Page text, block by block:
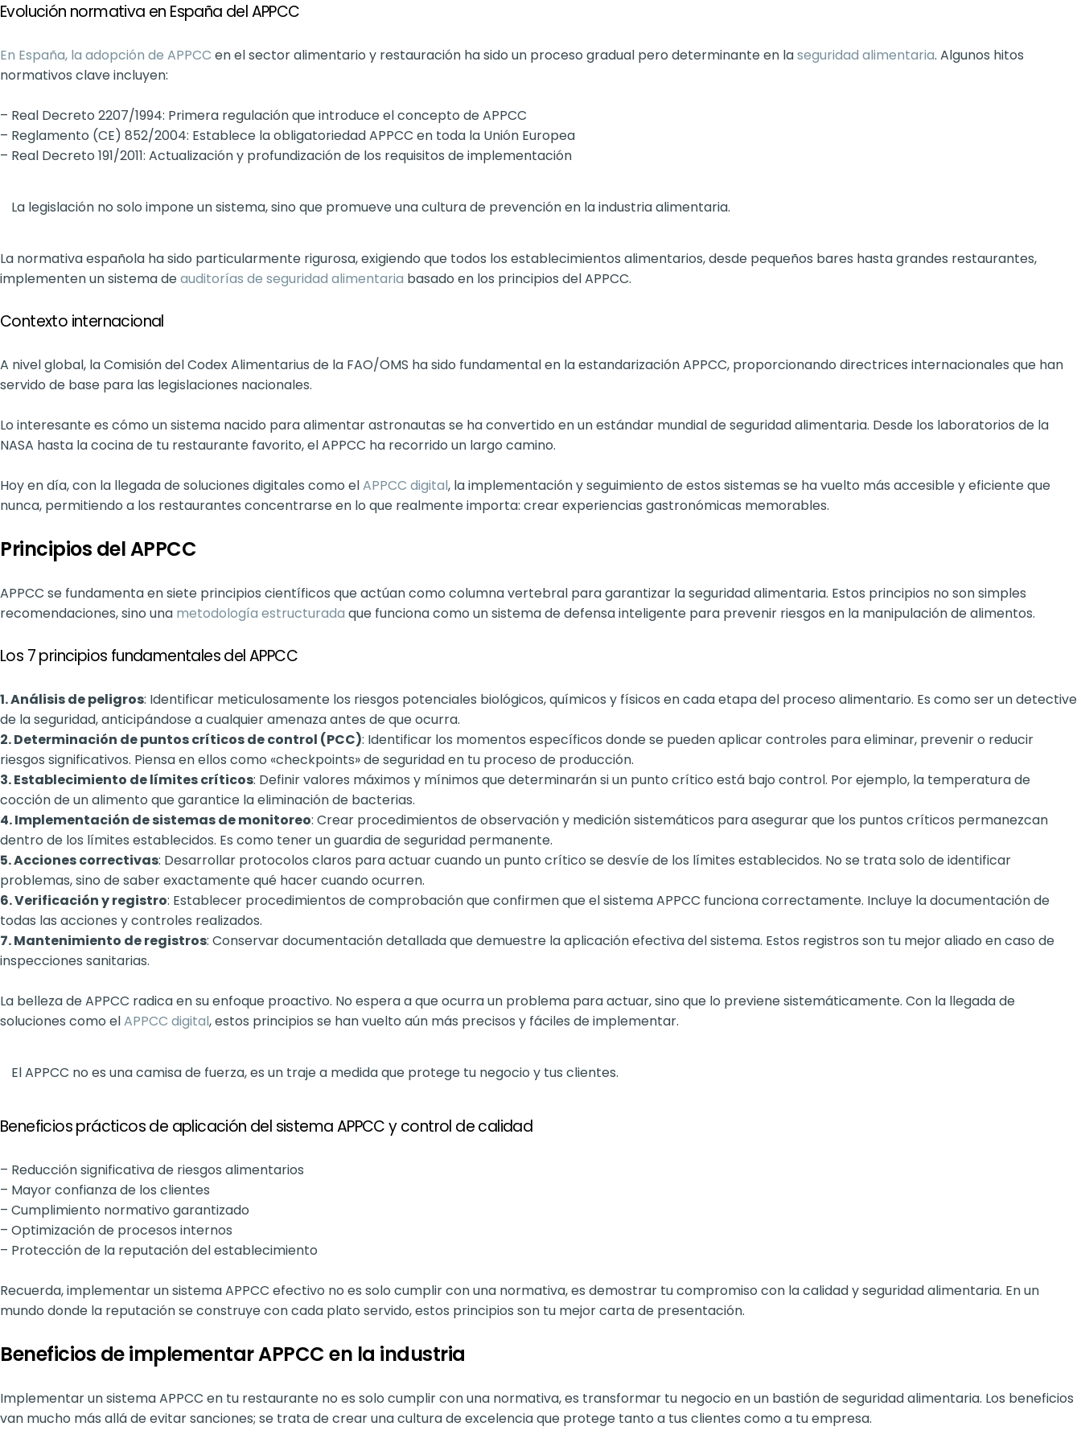
Evolución normativa en España del APPCC
En España, la adopción de APPCC en el sector alimentario y restauración ha sido un proceso gradual pero determinante en laseguridad alimentaria. Algunos hitos
normativos clave incluyen:
– Real Decreto 2207/1994: Primera regulación que introduce el concepto de APPCC
– Reglamento (CE) 852/2004: Establece la obligatoriedad APPCC en toda la Unión Europea
– Real Decreto 191/2011: Actualización y profundización de los requisitos de implementación
La legislación no solo impone un sistema, sino que promueve una cultura de prevención en la industria alimentaria.
La normativa española ha sido particularmente rigurosa, exigiendo que todos los establecimientos alimentarios, desde pequeños bares hasta grandes restaurantes,
implementen un sistema deauditorías de seguridad alimentaria basado en los principios del APPCC.
Contexto internacional
A nivel global, la Comisión del Codex Alimentarius de la FAO/OMS ha sido fundamental en la estandarización APPCC, proporcionando directrices internacionales que han
servido de base para las legislaciones nacionales.
Lo interesante es cómo un sistema nacido para alimentar astronautas se ha convertido en un estándar mundial de seguridad alimentaria. Desde los laboratorios de la
NASA hasta la cocina de tu restaurante favorito, el APPCC ha recorrido un largo camino.
Hoy en día, con la llegada de soluciones digitales como elAPPCC digital, la implementación y seguimiento de estos sistemas se ha vuelto más accesible y eficiente que
nunca, permitiendo a los restaurantes concentrarse en lo que realmente importa: crear experiencias gastronómicas memorables.
Principios del APPCC
APPCC se fundamenta en siete principios científicos que actúan como columna vertebral para garantizar la seguridad alimentaria. Estos principios no son simples
recomendaciones, sino una metodología estructurada que funciona como un sistema de defensa inteligente para prevenir riesgos en la manipulación de alimentos.
Los 7 principios fundamentales del APPCC
1. Análisis de peligros: Identificar meticulosamente los riesgos potenciales biológicos, químicos y físicos en cada etapa del proceso alimentario. Es como ser un detective
de la seguridad, anticipándose a cualquier amenaza antes de que ocurra.
2. Determinación de puntos críticos de control (PCC): Identificar los momentos específicos donde se pueden aplicar controles para eliminar, prevenir o reducir
riesgos significativos. Piensa en ellos como «checkpoints» de seguridad en tu proceso de producción.
3. Establecimiento de límites críticos: Definir valores máximos y mínimos que determinarán si un punto crítico está bajo control. Por ejemplo, la temperatura de
cocción de un alimento que garantice la eliminación de bacterias.
4. Implementación de sistemas de monitoreo: Crear procedimientos de observación y medición sistemáticos para asegurar que los puntos críticos permanezcan
dentro de los límites establecidos. Es como tener un guardia de seguridad permanente.
5. Acciones correctivas: Desarrollar protocolos claros para actuar cuando un punto crítico se desvíe de los límites establecidos. No se trata solo de identificar
problemas, sino de saber exactamente qué hacer cuando ocurren.
6. Verificación y registro: Establecer procedimientos de comprobación que confirmen que el sistema APPCC funciona correctamente. Incluye la documentación de
todas las acciones y controles realizados.
7. Mantenimiento de registros: Conservar documentación detallada que demuestre la aplicación efectiva del sistema. Estos registros son tu mejor aliado en caso de
inspecciones sanitarias.
La belleza de APPCC radica en su enfoque proactivo. No espera a que ocurra un problema para actuar, sino que lo previene sistemáticamente. Con la llegada de
soluciones como elAPPCC digital, estos principios se han vuelto aún más precisos y fáciles de implementar.
El APPCC no es una camisa de fuerza, es un traje a medida que protege tu negocio y tus clientes.
Beneficios prácticos de aplicación del sistema APPCC y control de calidad
– Reducción significativa de riesgos alimentarios
– Mayor confianza de los clientes
– Cumplimiento normativo garantizado
– Optimización de procesos internos
– Protección de la reputación del establecimiento
Recuerda, implementar un sistema APPCC efectivo no es solo cumplir con una normativa, es demostrar tu compromiso con la calidad y seguridad alimentaria. En un
mundo donde la reputación se construye con cada plato servido, estos principios son tu mejor carta de presentación.
Beneficios de implementar APPCC en la industria
Implementar un sistema APPCC en tu restaurante no es solo cumplir con una normativa, es transformar tu negocio en un bastión de seguridad alimentaria. Los beneficios
van mucho más allá de evitar sanciones; se trata de crear una cultura de excelencia que protege tanto a tus clientes como a tu empresa.